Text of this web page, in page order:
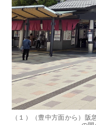
（１）（豊中方面から）